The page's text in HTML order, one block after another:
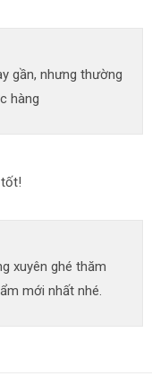
gần, nhưng thường
hàng
xuyên ghé thăm
mới nhất nhé.